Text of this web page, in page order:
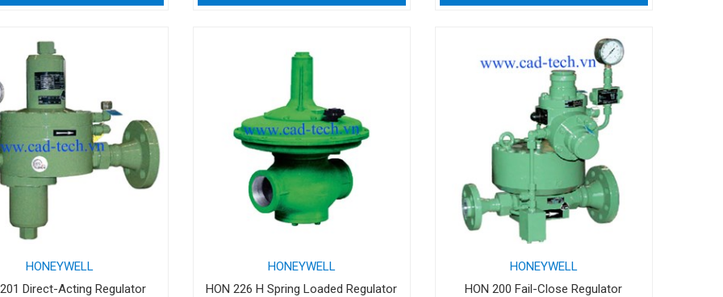
HONEYWELL
Direct-Acting Regulator
HONEYWELL
HON 226 H Spring Loaded Regulator
HONEYWELL
HON 200 Fail-Close Regulator